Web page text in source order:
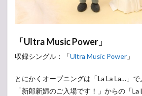
ンド
ービ
3
Hey!
「Ultra Music Power」
収録シングル：「Ultra Music Power 」
とにかくオープニングは「La La La…」で
「新郎新婦のご入場です！」からの「La